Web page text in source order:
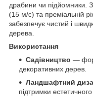
драбини чи підйомники.
(15 м/с) та преміальній
забезпечує чистий і
дерева.
Використання
Садівництво —
декоративних дерев.
Ландшафтний
підтримки